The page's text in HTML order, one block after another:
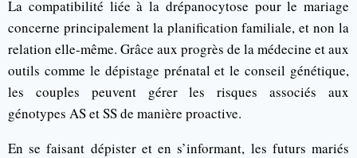
La compatibilité liée à la drépanocytose pour le mariage
concerne principalement la planification familiale, et non la
relation elle-même. Grâce aux progrès de la médecine et aux
outils comme le dépistage prénatal et le conseil génétique,
les couples peuvent gérer les risques associés aux
génotypes AS et SS de manière proactive.
En se faisant dépister et en s’informant, les futurs mariés